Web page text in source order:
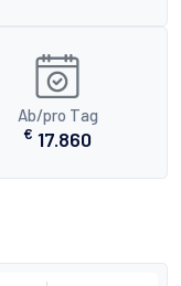
Ab/pro Tag
€ 17.860